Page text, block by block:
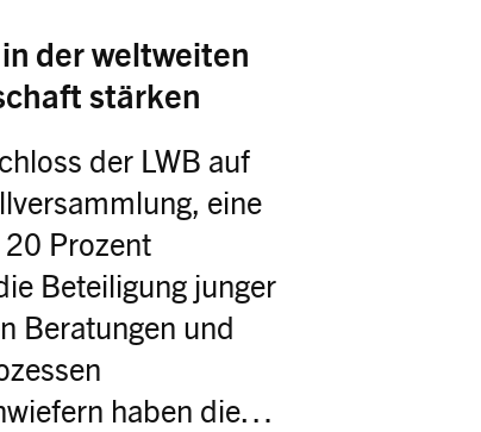
der weltweiten
stärken
der LWB auf
eine
Prozent
Beteiligung junger
Beratungen und
haben die…